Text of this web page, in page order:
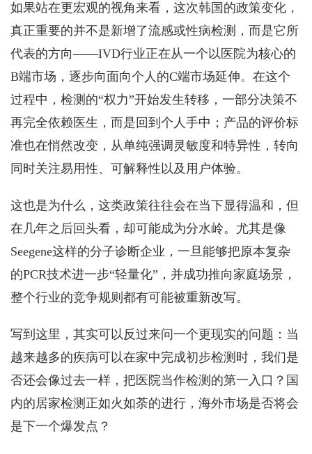
如果站在更宏观的视角来看，这次韩国的政策变化，
真正重要的并不是新增了流感或性病检测，而是它所
代表的方向——IVD行业正在从一个以医院为核心的
B端市场，逐步向面向个人的C端市场延伸。在这个
过程中，检测的“权力”开始发生转移，一部分决策不
再完全依赖医生，而是回到个人手中；产品的评价标
准也在悄然改变，从单纯强调灵敏度和特异性，转向
同时关注易用性、可解释性以及用户体验。
这也是为什么，这类政策往往会在当下显得温和，但
在几年之后回头看，却可能成为分水岭。尤其是像
Seegene这样的分子诊断企业，一旦能够把原本复杂
的PCR技术进一步“轻量化”，并成功推向家庭场景，
整个行业的竞争规则都有可能被重新改写。
写到这里，其实可以反过来问一个更现实的问题：当
越来越多的疾病可以在家中完成初步检测时，我们是
否还会像过去一样，把医院当作检测的第一入口？国
内的居家检测正如火如荼的进行，海外市场是否将会
是下一个爆发点？